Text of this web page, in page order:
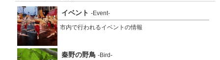
イベント -Event-
市内で行われるイベントの情報
秦野の野鳥 -Bird-